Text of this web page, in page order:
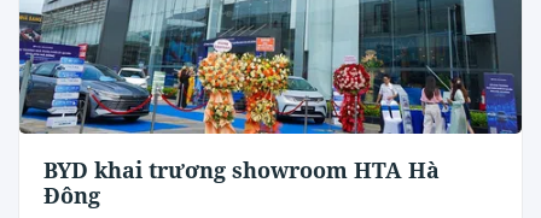
BYD khai trương showroom HTA Hà
Đông